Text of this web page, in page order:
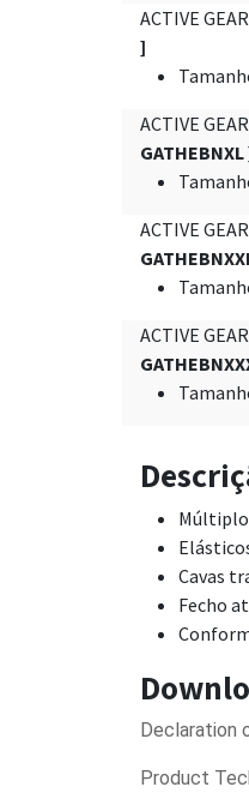
ACTIVE
]
ACTIVE
GATHEBNXL
ACTIVE
ACTIVE
Cavas
Fecho
Declaration
Product